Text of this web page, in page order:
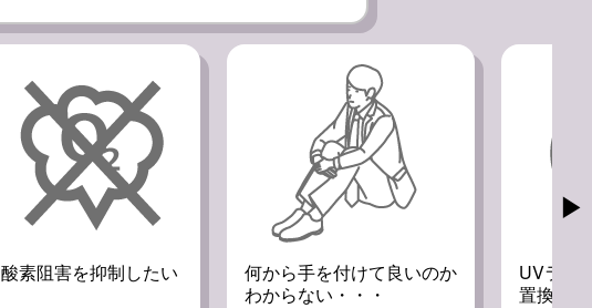
何から手を付けて良いのか
UVランプからUV-LEDへ
置換したい
特殊
UV照
▶